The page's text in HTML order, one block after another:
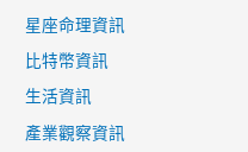
星座命理資訊
比特幣資訊
生活資訊
產業觀察資訊